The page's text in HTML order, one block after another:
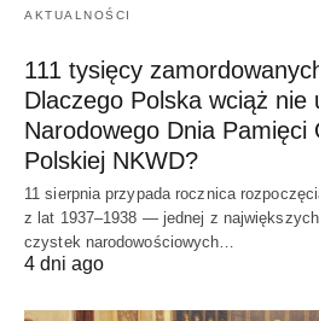
AKTUALNOŚCI
111 tysięcy
Dlaczego Polska wciąż nie
Narodowego Dnia Pamięci
Polskiej NKWD?
11 sierpnia przypada rocznica
z lat 1937–1938 — jednej z
czystek narodowościowych…
4 dni ago